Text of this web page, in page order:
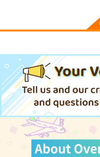
てみた 3
海王社
875円（税込）
サンプル
作品詳細
子（た
言って
海王社